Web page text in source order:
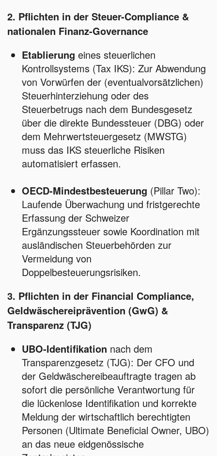
2. Pflichten in der Steuer-Compliance &
nationalen Finanz-Governance
Etablierung eines steuerlichen
Kontrollsystems (Tax IKS): Zur Abwendung
von Vorwürfen der (eventualvorsätzlichen)
Steuerhinterziehung oder des
Steuerbetrugs nach dem Bundesgesetz
über die direkte Bundessteuer (DBG) oder
dem Mehrwertsteuergesetz (MWSTG)
muss das IKS steuerliche Risiken
automatisiert erfassen.
OECD-Mindestbesteuerung (Pillar Two):
Laufende Überwachung und fristgerechte
Erfassung der Schweizer
Ergänzungssteuer sowie Koordination mit
ausländischen Steuerbehörden zur
Vermeidung von
Doppelbesteuerungsrisiken.
3. Pflichten in der Financial Compliance,
Geldwäschereiprävention (GwG) &
Transparenz (TJG)
UBO-Identifikation nach dem
Transparenzgesetz (TJG): Der CFO und
der Geldwäschereibeauftragte tragen ab
sofort die persönliche Verantwortung für
die lückenlose Identifikation und korrekte
Meldung der wirtschaftlich berechtigten
Personen (Ultimate Beneficial Owner, UBO)
an das neue eidgenössische